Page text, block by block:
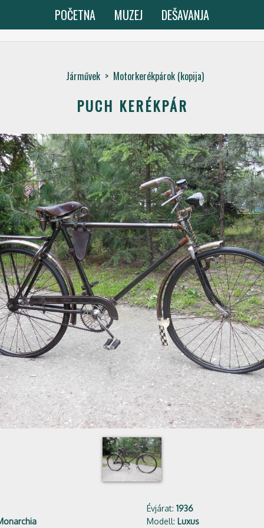
POČETNA MUZEJ DEŠAVANJA
Járművek > Motorkerékpárok (kopija)
PUCH KERÉKPÁR
Évjárat: 1936
Modell: Luxus